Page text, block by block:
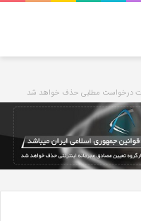
درخواست مطلبی حذف خواهد شد